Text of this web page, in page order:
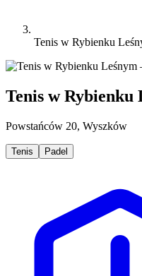
Tenis w Rybienku
Tenis w Rybienku
Powstańców 20, Wyszków
Tenis Padel